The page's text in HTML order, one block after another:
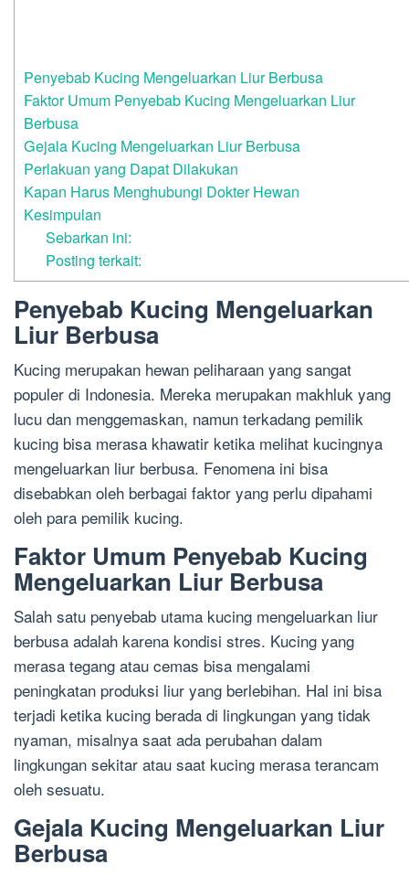
Penyebab Kucing Mengeluarkan Liur Berbusa
Faktor Umum Penyebab Kucing Mengeluarkan Liur
Berbusa
Gejala Kucing Mengeluarkan Liur Berbusa
Perlakuan yang Dapat Dilakukan
Kapan Harus Menghubungi Dokter Hewan
Kesimpulan
Sebarkan ini:
Posting terkait:
Penyebab Kucing Mengeluarkan
Liur Berbusa
Kucing merupakan hewan peliharaan yang sangat
populer di Indonesia. Mereka merupakan makhluk yang
lucu dan menggemaskan, namun terkadang pemilik
kucing bisa merasa khawatir ketika melihat kucingnya
mengeluarkan liur berbusa. Fenomena ini bisa
disebabkan oleh berbagai faktor yang perlu dipahami
oleh para pemilik kucing.
Faktor Umum Penyebab Kucing
Mengeluarkan Liur Berbusa
Salah satu penyebab utama kucing mengeluarkan liur
berbusa adalah karena kondisi stres. Kucing yang
merasa tegang atau cemas bisa mengalami
peningkatan produksi liur yang berlebihan. Hal ini bisa
terjadi ketika kucing berada di lingkungan yang tidak
nyaman, misalnya saat ada perubahan dalam
lingkungan sekitar atau saat kucing merasa terancam
oleh sesuatu.
Gejala Kucing Mengeluarkan Liur
Berbusa